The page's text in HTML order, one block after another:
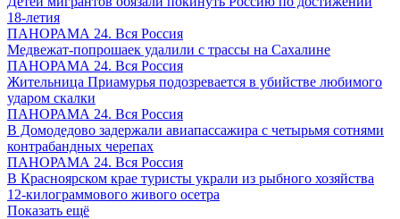
18-летия
ПАНОРАМА 24. Вся Россия
Медвежат-попрошаек удалили с трассы на Сахалине
ПАНОРАМА 24. Вся Россия
Жительница Приамурья подозревается в убийстве любимого
ударом скалки
ПАНОРАМА 24. Вся Россия
В Домодедово задержали авиапассажира с четырьмя сотнями
контрабандных черепах
ПАНОРАМА 24. Вся Россия
В Красноярском крае туристы украли из рыбного хозяйства
12-килограммового живого осетра
Показать ещё